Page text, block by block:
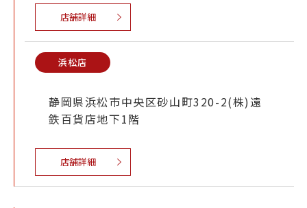
店舗詳細
浜松店
静岡県浜松市中央区砂山町320-2(株)遠
鉄百貨店地下1階
店舗詳細